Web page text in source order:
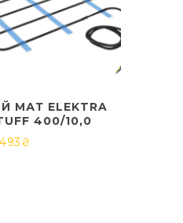
МАТ ELEKTRA
400/10,0
₴